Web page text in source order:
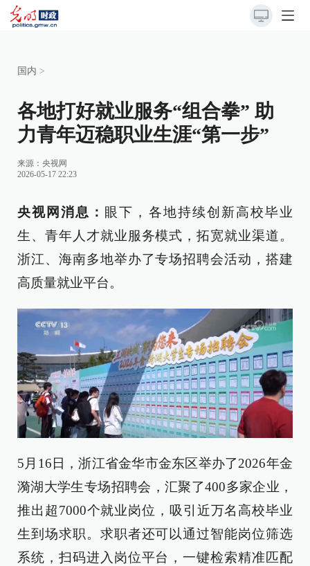
国内 >
各地打好就业服务“组合拳” 助
力青年迈稳职业生涯“第一步”
来源： 央视网
2026-05-17 22:23
央视网消息： 眼下，各地持续创新高校毕业
生、青年人才就业服务模式，拓宽就业渠道。
浙江、海南多地举办了专场招聘会活动，搭建
高质量就业平台。
5月16日，浙江省金华市金东区举办了2026年金
漪湖大学生专场招聘会，汇聚了400多家企业，
推出超7000个就业岗位，吸引近万名高校毕业
生到场求职。求职者还可以通过智能岗位筛选
系统，扫码进入岗位平台，一键检索精准匹配